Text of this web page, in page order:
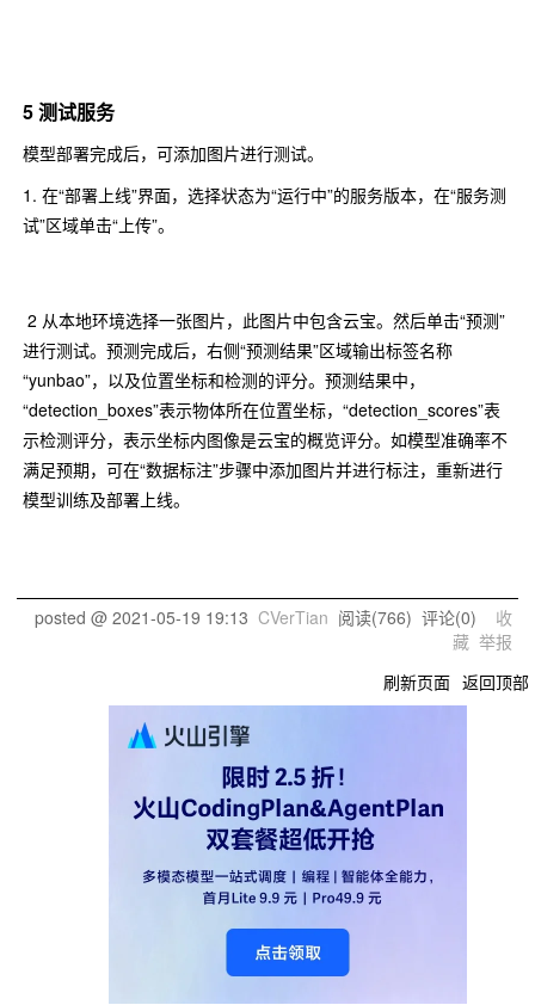
5 测试服务
模型部署完成后，可添加图片进行测试。
1. 在“部署上线”界面，选择状态为“运行中”的服务版本，在“服务测
试”区域单击“上传”。
2 从本地环境选择一张图片，此图片中包含云宝。然后单击“预测”
进行测试。预测完成后，右侧“预测结果”区域输出标签名称
“yunbao”，以及位置坐标和检测的评分。预测结果中，
“detection_boxes”表示物体所在位置坐标，“detection_scores”表
示检测评分，表示坐标内图像是云宝的概览评分。如模型准确率不
满足预期，可在“数据标注”步骤中添加图片并进行标注，重新进行
模型训练及部署上线。
posted @ 2021-05-19 19:13 CVerTian 阅读(766) 评论(0) 收
藏 举报
刷新页面 返回顶部